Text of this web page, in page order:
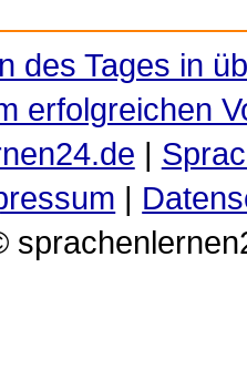
des Tages in
erfolgreichen
|
|